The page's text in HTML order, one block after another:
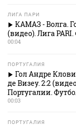
ЛИГА ПАРИ
КАМАЗ - Волга.
(видео). Лига
00:04
ПОРТУГАЛИЯ
Гол Андре
де Визеу. 2:2
Португалии.
00:03
ПОРТУГАЛИЯ